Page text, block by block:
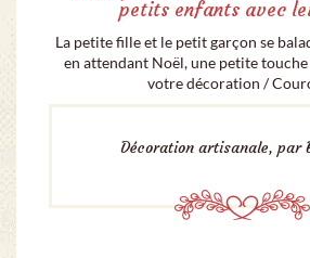
petits enfants avec
La petite fille et le petit garçon se
en attendant Noël, une petite
votre décoration /
Décoration artisanale, par